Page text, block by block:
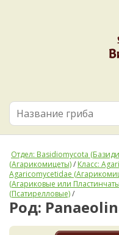
Отдел: Basidiomycota
(Агарикомицеты)/ Класс:
Agaricomycetidae
(Агариковые или
(Псатирелловые)/
Род: